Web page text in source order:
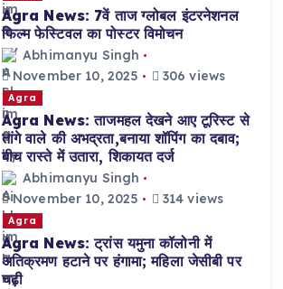
Agra News: 7वें ताज ग्लोबल इंटरनेशनल
फिल्म फेस्टिवल का पोस्टर विमोचन
Abhimanyu Singh
November 10, 2025
306 views
Agra
Agra News: ताजमहल देखने आए टूरिस्ट से
तांगे वाले की अभद्रता,बनाया शॉपिंग का दबाव;
बीच रास्ते में उतारा, शिकायत दर्ज
Abhimanyu Singh
November 10, 2025
314 views
Agra
Agra News: ट्रांस यमुना कॉलोनी में
अतिक्रमण हटाने पर हंगामा; महिला जेसीबी पर
चढ़ी